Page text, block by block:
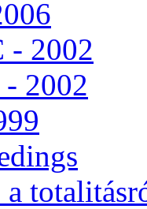
- 2002
2002